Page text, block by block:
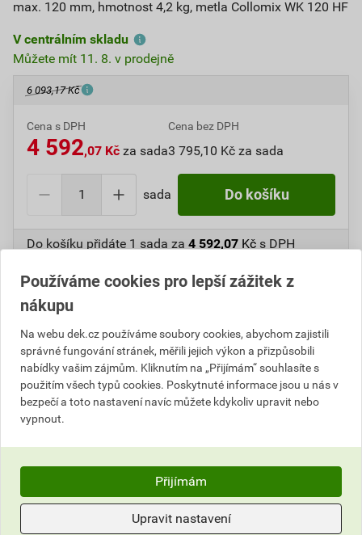
max. 120 mm, hmotnost 4,2 kg, metla Collomix WK 120 HF
V centrálním skladu
Můžete mít 11. 8. v prodejně
6 093,17 Kč
Cena s DPH
4 592,07 Kč za sada
Cena bez DPH
3 795,10 Kč za sada
sada Do košíku
Do košíku přidáte 1 sada za 4 592,07 Kč s DPH
Číslo položky:
Výrobky značky:
Informace o ceně
Aktuální prodejní cena po slevě 24% z ceníkové ceny
Nejnižší prodejní cena v době 30 dnů před
poskytnutím slevy
Používáme cookies pro lepší zážitek z
nákupu
Na webu dek.cz používáme soubory cookies, abychom zajistili
správné fungování stránek, měřili jejich výkon a přizpůsobili
nabídky vašim zájmům. Kliknutím na „Přijímám“ souhlasíte s
použitím všech typů cookies. Poskytnuté informace jsou u nás v
bezpečí a toto nastavení navíc můžete kdykoliv upravit nebo
vypnout.
Přijímám
Upravit nastavení